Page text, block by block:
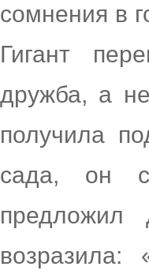
сомнения в
Гигант
дружба, а
получила
сада, он
предложил
возразила: